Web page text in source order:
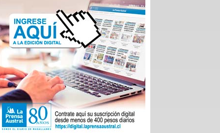
necesidades reales de los sectores productivos y
de servicios de la región, asegurando que los
egresados cuenten con una inserción laboral
efectiva y que la formación no derive en una
saturación del mercado, sino en una respuesta a
demandas insatisfechas. Carreras como
Instrumentación y Control de Procesos Industriales
y Logística con mención en Operaciones
Portuarias, que se impartirán tanto en la capital
regional como en Puerto Natales, son ejemplos
claros de formación técnica orientada a los
desafíos productivos actuales.
También cabe destacar la expansión territorial,
con las nuevas sedes en Punta Arenas y Puerto
Natales.